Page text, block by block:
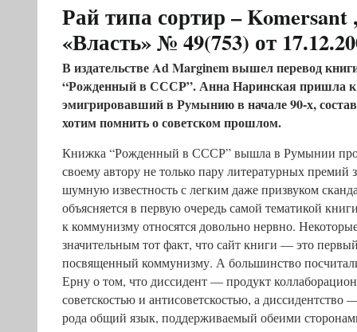
Catavencu,
Decembrie
Рай типа сортир –
«Власть» № 49(753) от
В издательстве Ad Marginem вышел перевод
“Рожденный в СССР”. Анна Наринская пришла к
эмигрировавший в Румынию в начале 90-х,
хотим помнить о советском прошлом.
Книжка “Рожденный в СССР” вышла в Румынии
своему автору не только пару литературных премий
шумную известность с легким даже призвуком
объясняется в первую очередь самой тематикой
к коммунизму относятся довольно нервно.
значительным тот факт, что сайт книги — это
посвященный коммунизму. А большинство
Ерну о том, что диссидент — продукт
советскостью и антисоветскостью, а диссидентство
рода общий язык, поддерживаемый обеими